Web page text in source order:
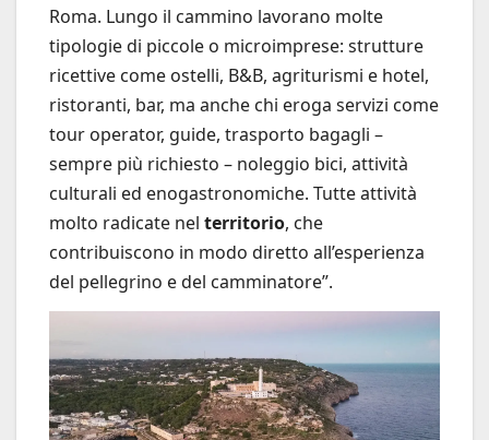
Roma. Lungo il cammino lavorano molte
tipologie di piccole o microimprese: strutture
ricettive come ostelli, B&B, agriturismi e hotel,
ristoranti, bar, ma anche chi eroga servizi come
tour operator, guide, trasporto bagagli –
sempre più richiesto – noleggio bici, attività
culturali ed enogastronomiche. Tutte attività
molto radicate nel territorio, che
contribuiscono in modo diretto all’esperienza
del pellegrino e del camminatore”.